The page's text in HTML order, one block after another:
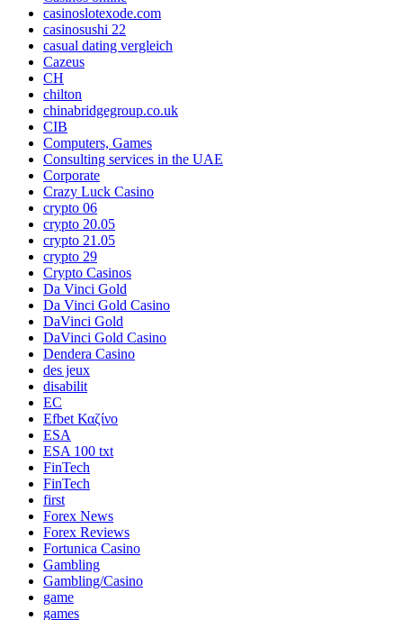
casinoslotexode.com
casinosushi 22
casual dating vergleich
Cazeus
CH
chilton
chinabridgegroup.co.uk
CIB
Computers, Games
Consulting services in the UAE
Corporate
Crazy Luck Casino
crypto 06
crypto 20.05
crypto 21.05
crypto 29
Crypto Casinos
Da Vinci Gold
Da Vinci Gold Casino
DaVinci Gold
DaVinci Gold Casino
Dendera Casino
des jeux
disabilit
EC
Efbet Καζίνο
ESA
ESA 100 txt
FinTech
FinTech
first
Forex News
Forex Reviews
Fortunica Casino
Gambling
Gambling/Casino
game
games